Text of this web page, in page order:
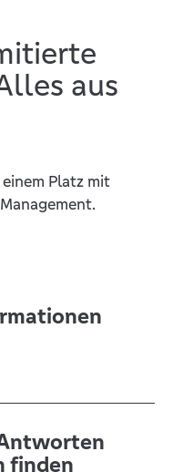
aus
Platz mit
finden